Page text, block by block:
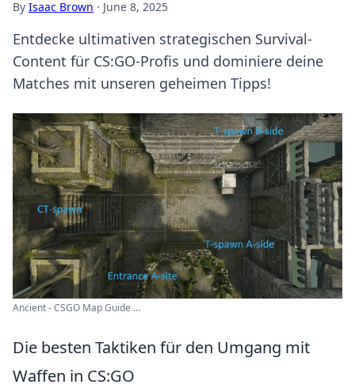
By Isaac Brown · June 8, 2025
Entdecke ultimativen strategischen Survival-
Content für CS:GO-Profis und dominiere deine
Matches mit unseren geheimen Tipps!
Ancient - CSGO Map Guide ...
Die besten Taktiken für den Umgang mit
Waffen in CS:GO